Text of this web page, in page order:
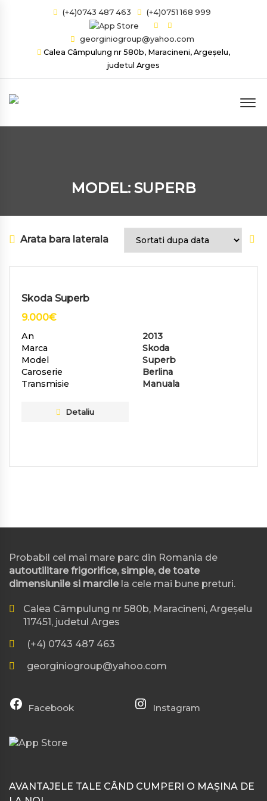
(+4)0743 487 463 (+4)0751 168 999
georginiogroup@yahoo.com
Calea Câmpulung nr 580b, Maracineni, Argeșelu,
judetul Arges
MODEL: SUPERB
Arata bara laterala
Skoda Superb
9.000€
An
2013
Marca
Skoda
Model
Superb
Caroserie
Berlina
Transmisie
Manuala
Detaliu
Probabil cel mai mare parc din Romania de
autoutilitare frigorifice, simple, de toate
dimensiunile si marcilela cele mai bune preturi.
Calea Câmpulung nr 580b, Maracineni, Argeșelu
117451, judetul Arges
(+4) 0743 487 463
georginiogroup@yahoo.com
Facebook Instagram
AVANTAJELE TALE CÂND CUMPERI O MAȘINA DE